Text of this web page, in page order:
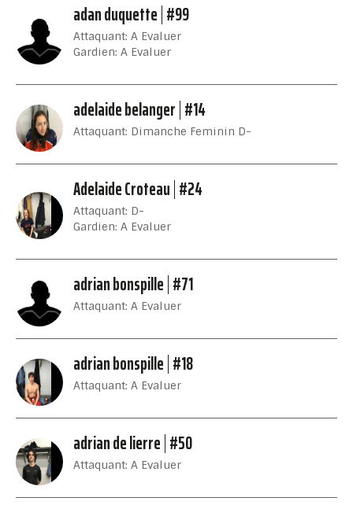
adan duquette #99
Attaquant: A Evaluer
Gardien: A Evaluer
adelaide belanger #14
Attaquant: Dimanche Feminin D-
Adelaide Croteau #24
Attaquant: D-
Gardien: A Evaluer
adrian bonspille #71
Attaquant: A Evaluer
adrian bonspille #18
Attaquant: A Evaluer
adrian de lierre #50
Attaquant: A Evaluer